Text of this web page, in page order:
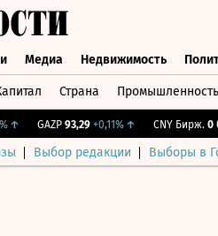
Медиа Недвижимость
Страна Промышленность
↑ GAZP 93,29 +0,11%↑ CNY Бирж. 0
Выбор редакции Выборы в